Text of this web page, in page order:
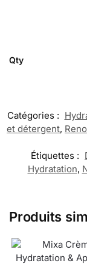
Qty
Catégories :
et détergent,
Étiquettes :
Hydratation,
Produits